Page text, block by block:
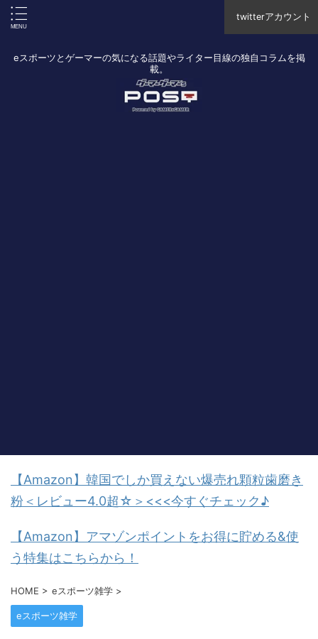
twitterアカウント
eスポーツとゲーマーの気になる話題やライター目線の独自コラムを掲
載。
【Amazon】韓国でしか買えない爆売れ顆粒歯磨き
粉＜レビュー4.0超☆＞<<<今すぐチェック♪
【Amazon】アマゾンポイントをお得に貯める&使
う特集はこちらから！
HOME > eスポーツ雑学 >
eスポーツ雑学